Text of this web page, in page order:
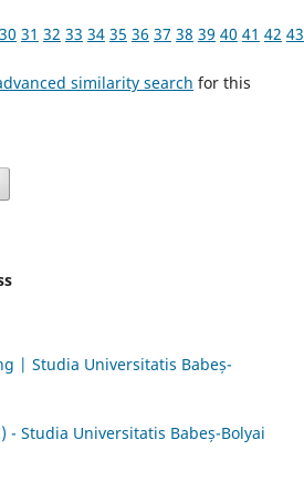
30 31 32 33 34 35 36 37 38 39 40 41 42 43
similarity search for this
| Studia Universitatis Babeș-
- Studia Universitatis Babeș-Bolyai